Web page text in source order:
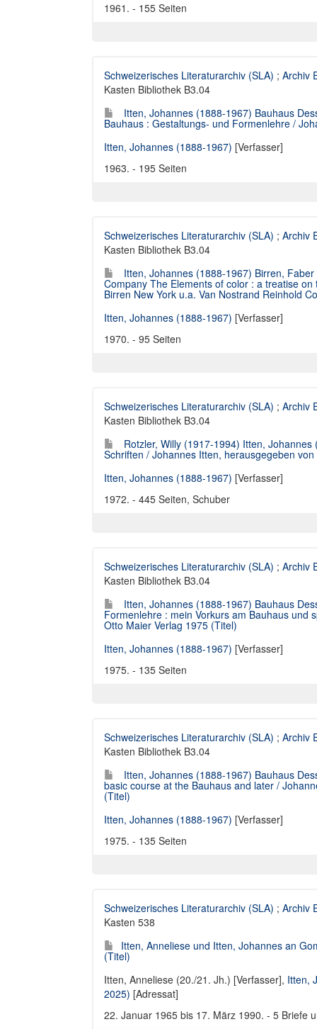
1961. - 155 Seiten
Schweizerisches Literaturarchiv (SLA) ; Archiv
Kasten Bibliothek B3.04
Itten, Johannes (1888-1967) Bauhaus
Bauhaus : Gestaltungs- und Formenlehre /
Itten, Johannes (1888-1967) [Verfasser]
1963. - 195 Seiten
Schweizerisches Literaturarchiv (SLA) ; Archiv
Kasten Bibliothek B3.04
Itten, Johannes (1888-1967) Birren,
Company The Elements of color : a treatise
Birren New York u.a. Van Nostrand Reinhold
Itten, Johannes (1888-1967) [Verfasser]
1970. - 95 Seiten
Schweizerisches Literaturarchiv (SLA) ; Archiv
Kasten Bibliothek B3.04
Rotzler, Willy (1917-1994) Itten,
Schriften / Johannes Itten, herausgegeben
Itten, Johannes (1888-1967) [Verfasser]
1972. - 445 Seiten, Schuber
Schweizerisches Literaturarchiv (SLA) ; Archiv
Kasten Bibliothek B3.04
Itten, Johannes (1888-1967) Bauhaus
Formenlehre : mein Vorkurs am Bauhaus und
Otto Maier Verlag 1975 (Titel)
Itten, Johannes (1888-1967) [Verfasser]
1975. - 135 Seiten
Schweizerisches Literaturarchiv (SLA) ; Archiv
Kasten Bibliothek B3.04
Itten, Johannes (1888-1967) Bauhaus
basic course at the Bauhaus and later /
(Titel)
Itten, Johannes (1888-1967) [Verfasser]
1975. - 135 Seiten
Schweizerisches Literaturarchiv (SLA) ; Archiv
Kasten 538
Itten, Anneliese und Itten, Johannes an
(Titel)
Itten, Anneliese (20./21. Jh.) [Verfasser], Itten,
2025) [Adressat]
22. Januar 1965 bis 17. März 1990. - 5 Briefe